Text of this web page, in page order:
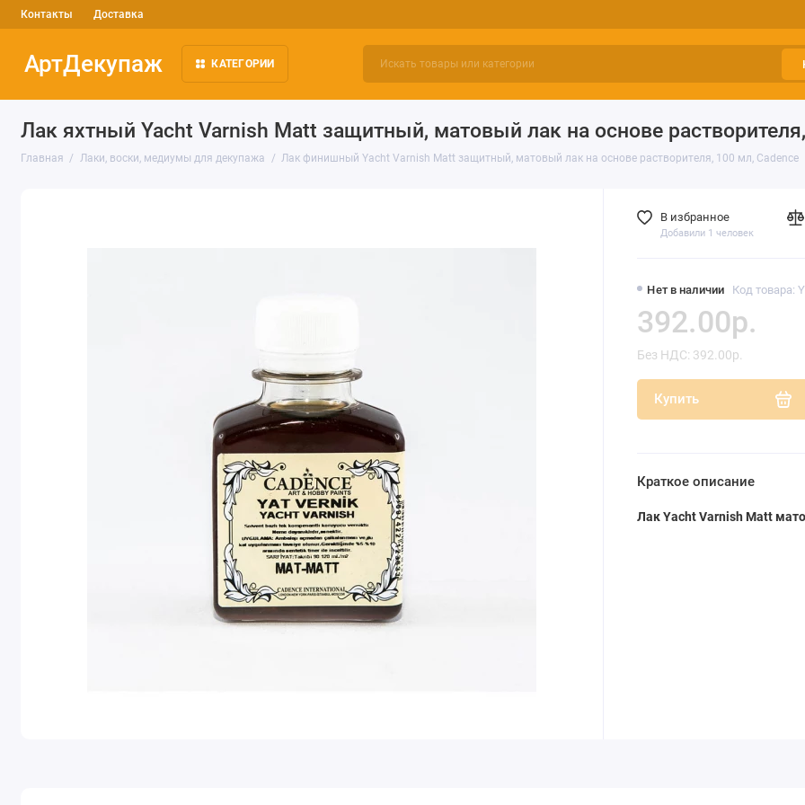
Контакты Доставка
АртДекупаж КАТЕГОРИИ
Лак яхтный Yacht Varnish Matt защитный, матовый лак на основе
Главная Лаки, воски, медиумы для декупажа Лак финишный Yacht Varnish Matt защитный, матовый лак на основе растворителя, 100 мл, Cadence
Нет в наличии Код товара:
392.00р.
Без НДС: 392.00р.
Купить
В избранное
Добавили 1 человек
Краткое описание
Лак Yacht Varnish Matt